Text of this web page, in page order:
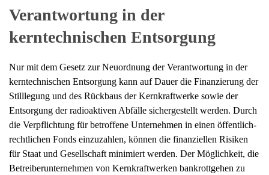
Verantwortung in der
kerntechnischen Entsorgung
Nur mit dem Gesetz zur Neuordnung der Verantwortung in der
kerntechnischen Entsorgung kann auf Dauer die Finanzierung der
Stilllegung und des Rückbaus der Kernkraftwerke sowie der
Entsorgung der radioaktiven Abfälle sichergestellt werden. Durch
die Verpflichtung für betroffene Unternehmen in einen öffentlich-
rechtlichen Fonds einzuzahlen, können die finanziellen Risiken
für Staat und Gesellschaft minimiert werden. Der Möglichkeit, die
Betreiberunternehmen von Kernkraftwerken bankrottgehen zu